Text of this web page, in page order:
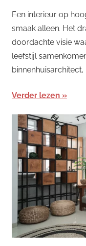
Een interieur op
smaak alleen. Het
doordachte visie
leefstijl
Verder lezen